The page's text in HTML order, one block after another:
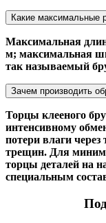
Какие максимальные
Максимальная
м; максимальная
так называемый
Зачем производить
Торцы клееного
интенсивному
потери влаги
трещин. Для
торцы деталей на
специальным